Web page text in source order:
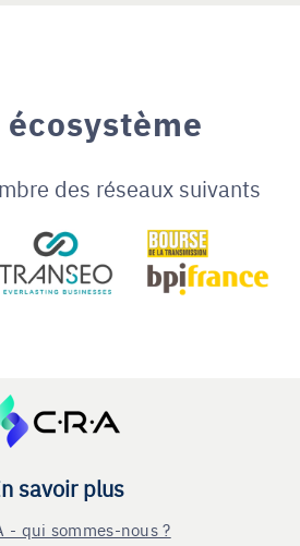
des réseaux suivants
savoir plus
- qui sommes-nous ?